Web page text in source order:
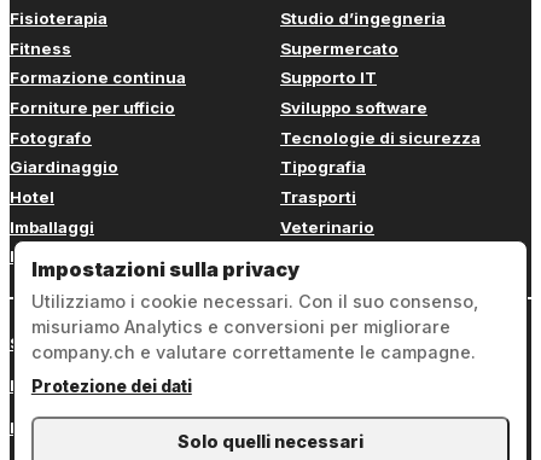
Fisioterapia
Fitness
Formazione continua
Forniture per ufficio
Fotografo
Giardinaggio
Hotel
Imballaggi
Imbianchino
Studio d’ingegneria
Supermercato
Supporto IT
Sviluppo software
Tecnologie di sicurezza
Tipografia
Trasporti
Veterinario
Sign in
Note legali
Protezione dei dati
Impostazioni sulla privacy
Utilizziamo i cookie necessari. Con il suo consenso,
misuriamo Analytics e conversioni per migliorare
company.ch e valutare correttamente le campagne.
Protezione dei dati
Solo quelli necessari